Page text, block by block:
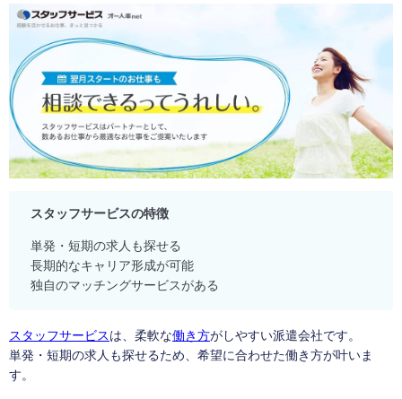
スタッフサービスの特徴
単発・短期の求人も探せる
長期的なキャリア形成が可能
独自のマッチングサービスがある
スタッフサービス は、柔軟な働き方がしやすい派遣会社です。
単発・短期の求人も探せるため、希望に合わせた働き方が叶いま
す。